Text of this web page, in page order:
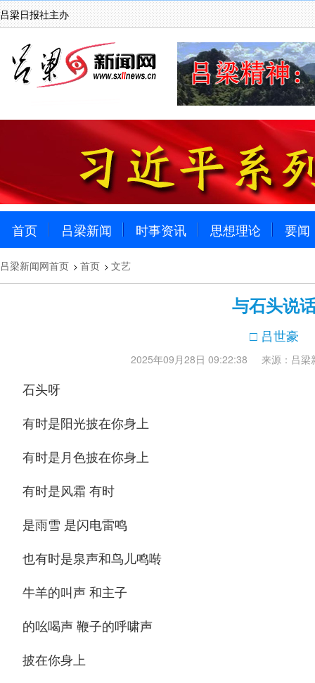
吕梁日报社主办
首页 吕梁新闻 时事资讯 思想理论 要闻
吕梁新闻网首页 > 首页 > 文艺
与石头说
□ 吕世豪
2025年09月28日 09:22:38 来源：吕梁
石头呀
有时是阳光披在你身上
有时是月色披在你身上
有时是风霜 有时
是雨雪 是闪电雷鸣
也有时是泉声和鸟儿鸣啭
牛羊的叫声 和主子
的吆喝声 鞭子的呼啸声
披在你身上